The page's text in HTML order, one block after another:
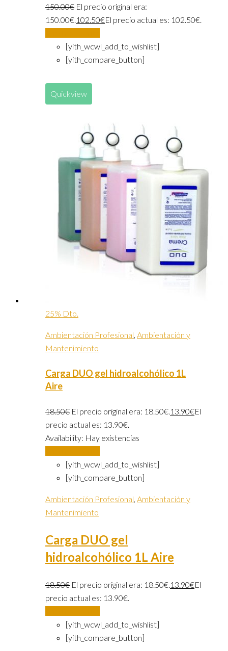
150.00€ El precio original era:
150.00€. 102.50€El precio actual es: 102.50€.
[yith_wcwl_add_to_wishlist]
[yith_compare_button]
Quickview
25% Dto.
Ambientación Profesional Ambientación y
Mantenimiento
Carga DUO gel hidroalcohólico 1L
Aire
18.50€ El precio original era: 18.50€. 13.90€El
precio actual es: 13.90€.
Availability: Hay existencias
[yith_wcwl_add_to_wishlist]
[yith_compare_button]
Ambientación Profesional Ambientación y
Mantenimiento
Carga DUO gel
hidroalcohólico 1L Aire
18.50€ El precio original era: 18.50€. 13.90€El
precio actual es: 13.90€.
[yith_wcwl_add_to_wishlist]
[yith_compare_button]